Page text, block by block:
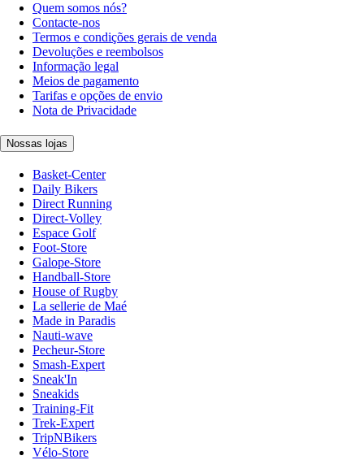
Quem somos nós?
Contacte-nos
Termos e condições gerais de venda
Devoluções e reembolsos
Informação legal
Meios de pagamento
Tarifas e opções de envio
Nota de Privacidade
Nossas lojas
Basket-Center
Daily Bikers
Direct Running
Direct-Volley
Espace Golf
Foot-Store
Galope-Store
Handball-Store
House of Rugby
La sellerie de Maé
Made in Paradis
Nauti-wave
Pecheur-Store
Smash-Expert
Sneak'In
Sneakids
Training-Fit
Trek-Expert
TripNBikers
Vélo-Store